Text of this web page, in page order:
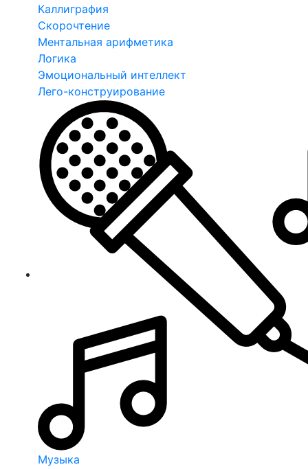
Каллиграфия
Скорочтение
Ментальная арифметика
Логика
Эмоциональный интеллект
Лего-конструирование
Музыка